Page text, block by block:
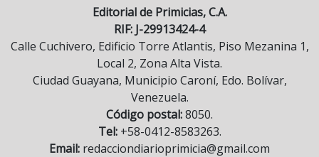
Editorial de Primicias, C.A.
RIF: J-29913424-4
Calle Cuchivero, Edificio Torre Atlantis, Piso Mezanina 1,
Local 2, Zona Alta Vista.
Ciudad Guayana, Municipio Caroní, Edo. Bolívar,
Venezuela.
Código postal:8050.
Tel:+58-0412-8583263.
Email: redacciondiarioprimicia@gmail.com